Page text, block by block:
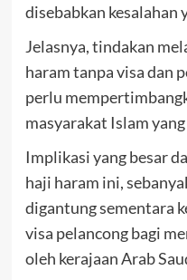
disebabkan kesalahan
Jelasnya, tindakan
haram tanpa visa dan
perlu
masyarakat Islam
Implikasi yang besar
haji haram ini,
digantung sementara
visa pelancong bagi
oleh kerajaan Arab